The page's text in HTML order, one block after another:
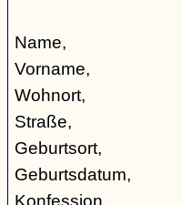
Name,
Vorname,
Wohnort,
Straße,
Geburtsort,
Geburtsdatum,
Konfession,